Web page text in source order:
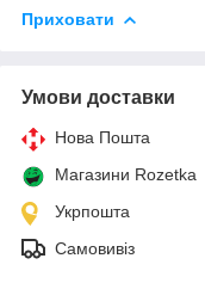
Приховати
Умови доставки
Нова Пошта
Магазини Rozetka
Укрпошта
Самовивіз